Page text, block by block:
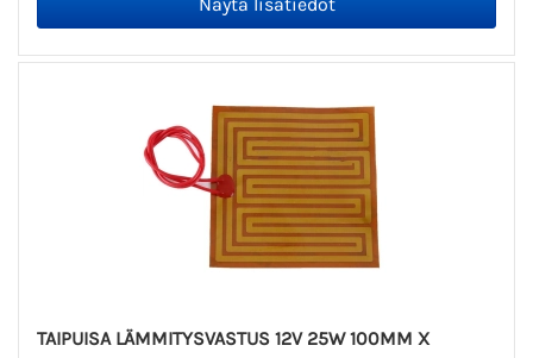
TAIPUISA LÄMMITYSVASTUS 12V 25W 100MM X